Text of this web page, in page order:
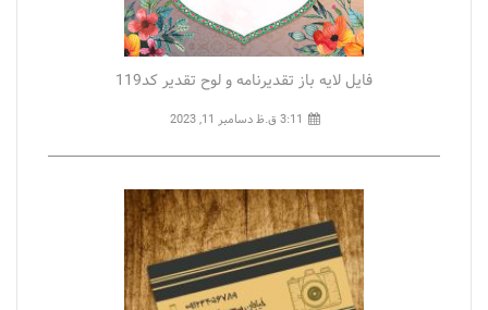
فایل لایه باز تقدیرنامه و لوح تقدیر کد119
3:11 ق.ظ دسامبر 11, 2023